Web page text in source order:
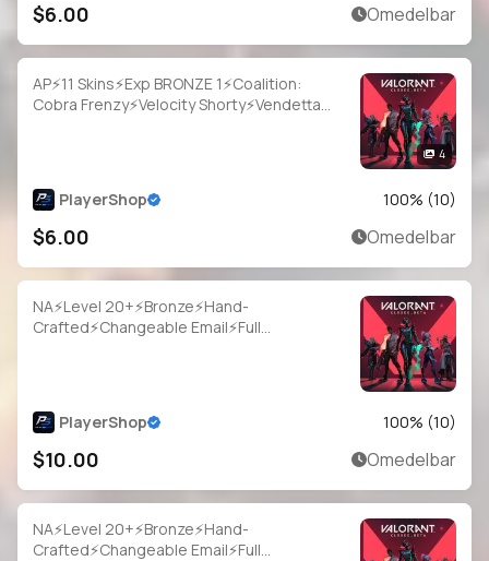
$6.00 Omedelbar
AP⚡11 Skins⚡Exp BRONZE 1⚡Coalition:
Cobra Frenzy⚡Velocity Shorty⚡Vendetta
4
PlayerShop 100% (10)
$6.00 Omedelbar
NA⚡Level 20+⚡Bronze⚡Hand-
Crafted⚡Changeable Email⚡Full
PlayerShop 100% (10)
$10.00 Omedelbar
NA⚡Level 20+⚡Bronze⚡Hand-
Crafted⚡Changeable Email⚡Full